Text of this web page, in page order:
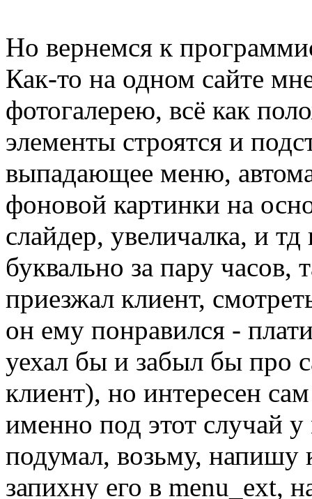
Но вернемся к
Как-то на одном сайте
фотогалерею, всё как
элементы строятся и
выпадающее меню,
фоновой картинки на
слайдер, увеличалка, и
буквально за пару часов,
приезжал клиент,
он ему понравился -
уехал бы и забыл бы про
клиент), но интересен
именно под этот случай
подумал, возьму, напишу
запихну его в menu_ext,